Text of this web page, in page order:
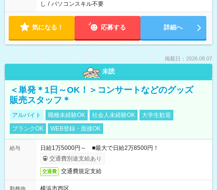
し / パソコンスキル不要
気になる！ 応募する 詳細へ
掲載日：2026.08.07
未読
＜単発＊1日～OK！＞コンサートなどのグッズ
販売スタッフ＊
アルバイト 職種未経験OK 社会人未経験OK
大学生歓迎
ブランクOK
WEB登録・面接OK
給与
日給1万5000円～ ■最大で日給2万8500円！
交通費別途支給あり
交通費 交通費規定支給
勤務地 横浜市西区